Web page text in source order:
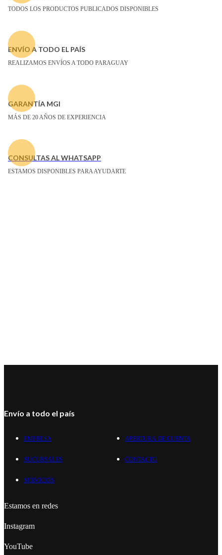
TODOS LOS PRODUCTOS PUBLICADOS DISPONIBLES
ENVÍO A TODO EL PAÍS
REALIZAMOS ENVÍOS A TODO PARAGUAY
GARANTÍA MGI
MÁS DE 20 AÑOS DE EXPERIENCIA
CONSULTAS AL WHATSAPP
ESTAMOS DISPONIBLES PARA AYUDARTE
Envío a todo el país
EMPRESA
SUCURSALES
SERVICIOS
APERTURA DE CUENTA
CONTACTO
Estamos en redes
Instagram
YouTube